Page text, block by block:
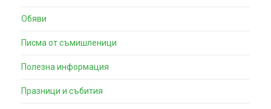
Обяви
Писма от съмишленици
Полезна информация
Празници и събития